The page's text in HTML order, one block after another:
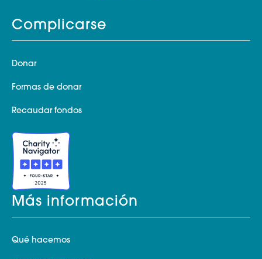
Complicarse
Donar
Formas de donar
Recaudar fondos
Más información
Qué hacemos